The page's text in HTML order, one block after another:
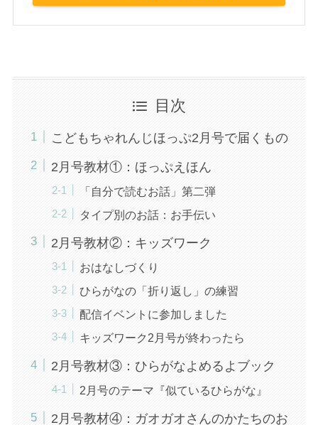
目次
こどもちゃれんじほっぷ2月号で届くもの
2月号教材①：ほっぷえほん
「自分で読むお話」第二弾
タイプ別のお話：お手伝い
2月号教材②：キッズワーク
おはなしづくり
ひらがなの「折り返し」の練習
配信イベントに参加しました
キッズワーク2月号が終わったら
2月号教材③：ひらがなよめるよブック
2月号のテーマ『似ているひらがな』
2月号教材④：ガオガオさんのかたちのお